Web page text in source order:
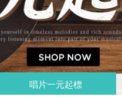
唱片一元起標